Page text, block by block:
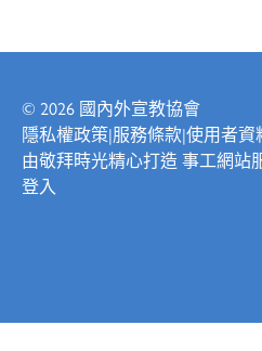
© 2026 國內外宣教協會
隱私權政策|服務條款|使用者資
由敬拜時光精心打造 事工網站
登入